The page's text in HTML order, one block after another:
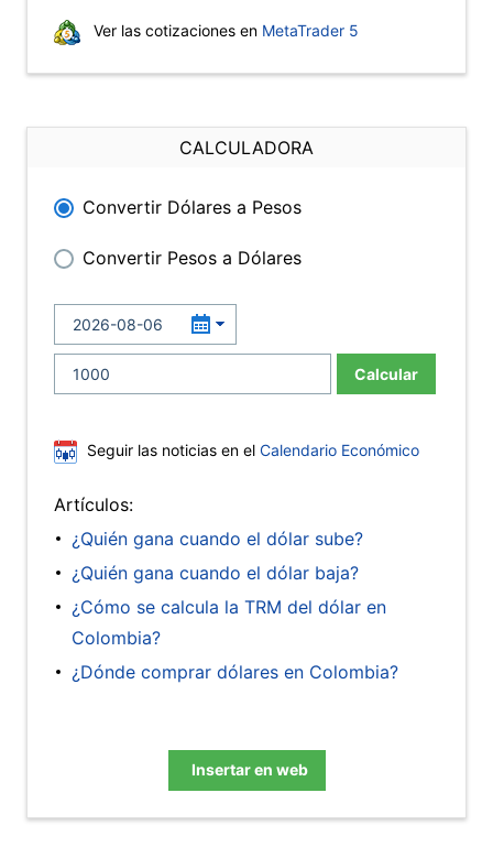
Ver las cotizaciones en MetaTrader 5
CALCULADORA
Convertir Dólares a Pesos
Convertir Pesos a Dólares
Calcular
Seguir las noticias en el Calendario Económico
Artículos:
¿Quién gana cuando el dólar sube?
¿Quién gana cuando el dólar baja?
¿Cómo se calcula la TRM del dólar en
Colombia?
¿Dónde comprar dólares en Colombia?
Insertar en web